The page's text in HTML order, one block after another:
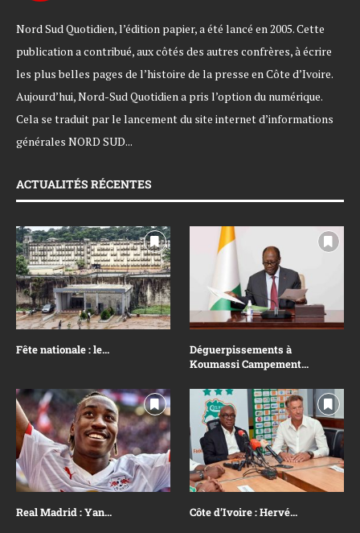
Nord Sud Quotidien, l’édition papier, a été lancé en 2005. Cette
publication a contribué, aux côtés des autres confrères, à écrire
les plus belles pages de l’histoire de la presse en Côte d’Ivoire.
Aujourd’hui, Nord-Sud Quotidien a pris l’option du numérique.
Cela se traduit par le lancement du site internet d’informations
générales NORD SUD...
ACTUALITÉS RÉCENTES
Fête nationale : le...
Déguerpissements à
Koumassi Campement...
Real Madrid : Yan... Côte d’Ivoire : Hervé...